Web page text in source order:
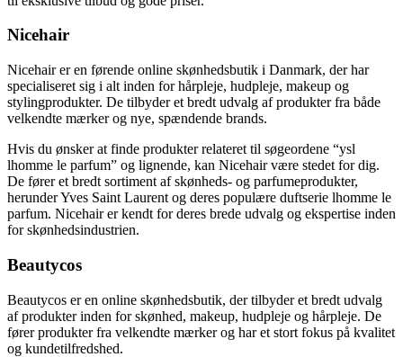
Nicehair
Nicehair er en førende online skønhedsbutik i Danmark, der har
specialiseret sig i alt inden for hårpleje, hudpleje, makeup og
stylingprodukter. De tilbyder et bredt udvalg af produkter fra både
velkendte mærker og nye, spændende brands.
Hvis du ønsker at finde produkter relateret til søgeordene “ysl
lhomme le parfum” og lignende, kan Nicehair være stedet for dig.
De fører et bredt sortiment af skønheds- og parfumeprodukter,
herunder Yves Saint Laurent og deres populære duftserie lhomme le
parfum. Nicehair er kendt for deres brede udvalg og ekspertise inden
for skønhedsindustrien.
Beautycos
Beautycos er en online skønhedsbutik, der tilbyder et bredt udvalg
af produkter inden for skønhed, makeup, hudpleje og hårpleje. De
fører produkter fra velkendte mærker og har et stort fokus på kvalitet
og kundetilfredshed.